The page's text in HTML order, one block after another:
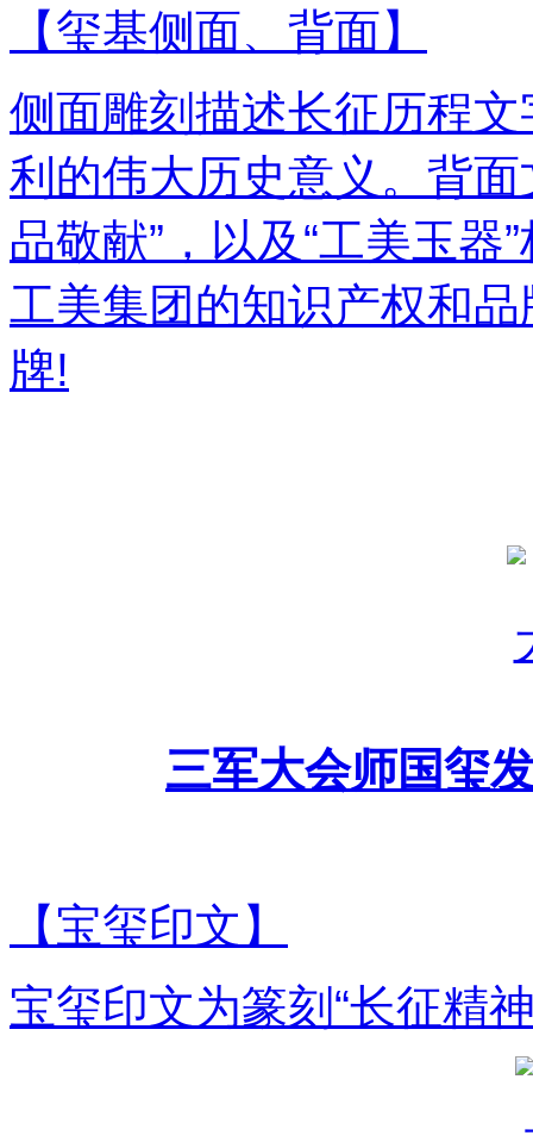
【玺基侧面、背面】
侧面雕刻描述长征历程
利的伟大历史意义。背
品敬献”，以及“工美玉
工美集团的知识产权和
牌!
三军大会师国玺
【宝玺印文】
宝玺印文为篆刻“长征精